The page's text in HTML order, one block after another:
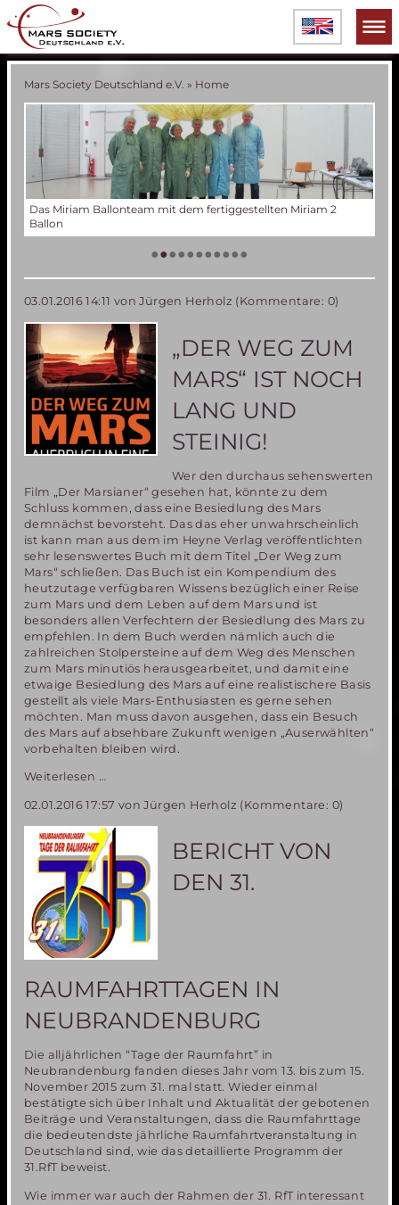
Mars Society Deutschland e.V. » Home
Miriam 2 Verschiedene Phasen der Miriam 2 Ballonentwicklung
•••••••••••
03.01.2016 14:11 von Jürgen Herholz (Kommentare: 0)
„DER WEG ZUM
MARS“ IST NOCH
LANG UND
STEINIG!
Wer den durchaus sehenswerten
Film „Der Marsianer“ gesehen hat, könnte zu dem
Schluss kommen, dass eine Besiedlung des Mars
demnächst bevorsteht. Das das eher unwahrscheinlich
ist kann man aus dem im Heyne Verlag veröffentlichten
sehr lesenswertes Buch mit dem Titel „Der Weg zum
Mars“ schließen. Das Buch ist ein Kompendium des
heutzutage verfügbaren Wissens bezüglich einer Reise
zum Mars und dem Leben auf dem Mars und ist
besonders allen Verfechtern der Besiedlung des Mars zu
empfehlen. In dem Buch werden nämlich auch die
zahlreichen Stolpersteine auf dem Weg des Menschen
zum Mars minutiös herausgearbeitet, und damit eine
etwaige Besiedlung des Mars auf eine realistischere Basis
gestellt als viele Mars-Enthusiasten es gerne sehen
möchten. Man muss davon ausgehen, dass ein Besuch
des Mars auf absehbare Zukunft wenigen „Auserwählten“
vorbehalten bleiben wird.
Weiterlesen …
zum
Mars“
ist
noch
lang
und
steinig!
02.01.2016 17:57 von Jürgen Herholz (Kommentare: 0)
BERICHT VON
DEN 31.
RAUMFAHRTTAGEN IN
NEUBRANDENBURG
Die alljährlichen “Tage der Raumfahrt” in
Neubrandenburg fanden dieses Jahr vom 13. bis zum 15.
November 2015 zum 31. mal statt. Wieder einmal
bestätigte sich über Inhalt und Aktualität der gebotenen
Beiträge und Veranstaltungen, dass die Raumfahrttage
die bedeutendste jährliche Raumfahrtveranstaltung in
Deutschland sind, wie das detaillierte Programm der
31.RfT beweist.
Wie immer war auch der Rahmen der 31. RfT interessant